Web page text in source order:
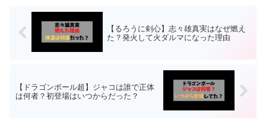
【るろうに剣心】志々雄真実はなぜ燃え
た？発火して火ダルマになった理由
【ドラゴンボール超】ジャコは誰で正体
は何者？初登場はいつからだった？